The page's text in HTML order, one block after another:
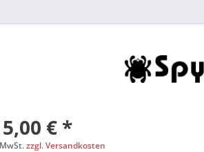
€ *
zzgl. Versandkosten